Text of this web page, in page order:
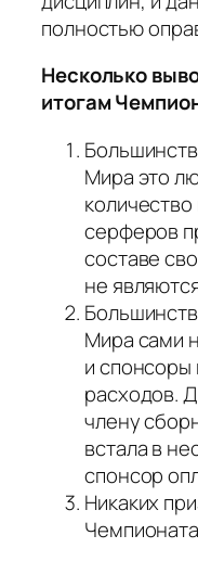
полностью
Несколько
итогам
Мира это
серферов
составе
не
Мира сами
и спонсоры
расходов.
члену
встала в
спонсор
Никаких